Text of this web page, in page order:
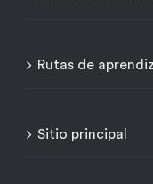
Rutas de
Sitio principal